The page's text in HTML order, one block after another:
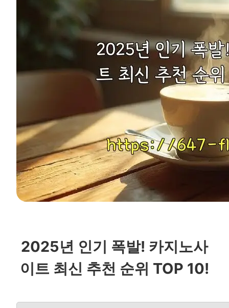
2025년 인기 폭발! 카지노사
이트 최신 추천 순위 TOP 10!